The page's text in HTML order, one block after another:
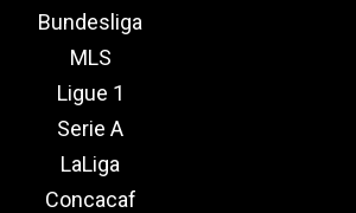
Bundesliga
MLS
Ligue 1
Serie A
LaLiga
Concacaf